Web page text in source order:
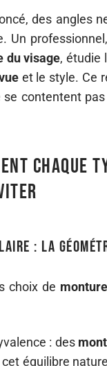
des angles
Un
du visage, étudie
et le style. Ce
contentent pas
chaque
: la
choix de
: des
équilibre